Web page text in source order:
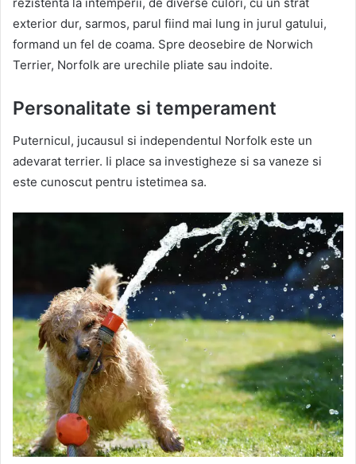
exterior dur, sarmos, parul fiind mai lung in jurul gatului,
formand un fel de coama. Spre deosebire de Norwich
Terrier, Norfolk are urechile pliate sau indoite.
Personalitate si temperament
Puternicul, jucausul si independentul Norfolk este un
adevarat terrier. Ii place sa investigheze si sa vaneze si
este cunoscut pentru istetimea sa.